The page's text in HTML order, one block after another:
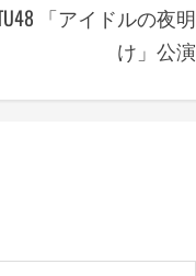
「アイドルの夜明
け」公演